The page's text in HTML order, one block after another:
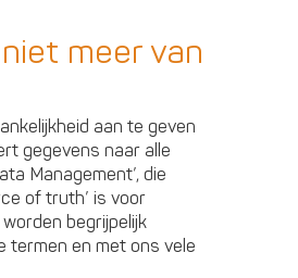
meer van
aan te geven
gegevens naar alle
Management’, die
of truth’ is voor
begrijpelijk
termen en met ons vele